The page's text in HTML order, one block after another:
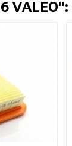
VALEO":